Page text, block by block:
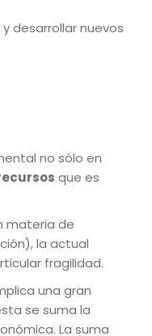
desarrollar nuevos
no sólo en
que es
materia de
la actual
fragilidad.
una gran
se suma la
La suma